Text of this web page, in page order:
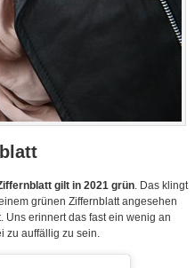
gilt in 2021 grün. Das klingt
grünen Ziffernblatt angesehen
Uns erinnert das fast ein wenig an
zu auffällig zu sein.